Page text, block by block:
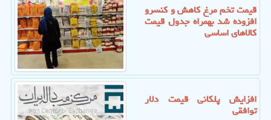
قیمت تخم مرغ کاهش و کنسرو
افزوده شد بهمراه جدول قیمت
کالاهای اساسی
افزایش پلکانی قیمت دلار
توافقی